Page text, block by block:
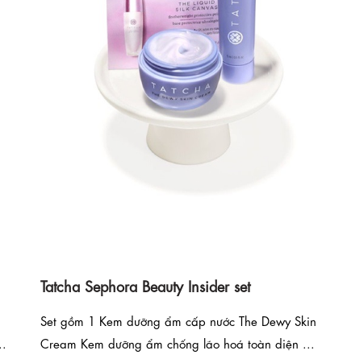
Tatcha Sephora Beauty Insider set
Set gồm 1 Kem dưỡng ẩm cấp nước The Dewy Skin
Cream Kem dưỡng ẩm chống lão hoá toàn diện ...